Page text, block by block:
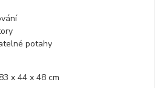
potahy
x 44 x 48 cm